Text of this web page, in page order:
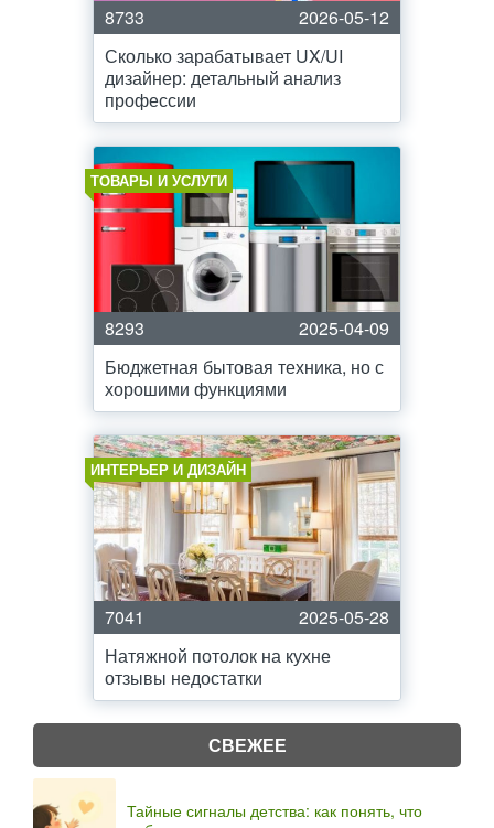
8733
2026-05-12
Сколько зарабатывает UX/UI
дизайнер: детальный анализ
профессии
ТОВАРЫ И УСЛУГИ
8293
2025-04-09
Бюджетная бытовая техника, но с
хорошими функциями
ИНТЕРЬЕР И ДИЗАЙН
7041
2025-05-28
Натяжной потолок на кухне
отзывы недостатки
СВЕЖЕЕ
Тайные сигналы детства: как понять, что